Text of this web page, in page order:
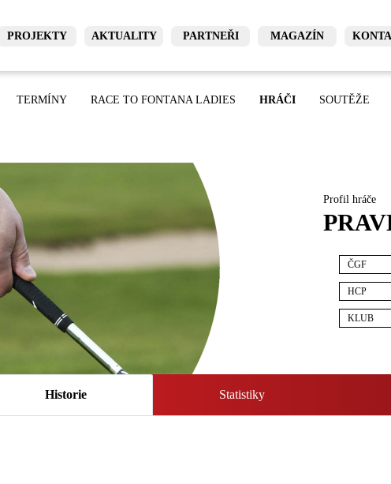
PROJEKTY AKTUALITY PARTNEŘI MAGAZÍN
TERMÍNY RACE TO FONTANA LADIES HRÁČI SOUTĚŽE
Profil hráče
ČGF
HCP
KLUB
Historie Statistiky